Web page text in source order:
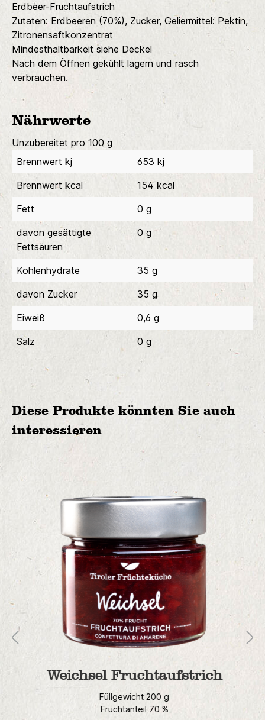
Erdbeer-Fruchtaufstrich
Zutaten: Erdbeeren (70%), Zucker, Geliermittel: Pektin,
Zitronensaftkonzentrat
Mindesthaltbarkeit siehe Deckel
Nach dem Öffnen gekühlt lagern und rasch
verbrauchen.
Nährwerte
Unzubereitet pro 100 g
Brennwert kj
653 kj
Brennwert kcal
154 kcal
Fett
0 g
davon gesättigte
Fettsäuren
0 g
Kohlenhydrate
35 g
davon Zucker
35 g
Eiweiß
0,6 g
Salz
0 g
Diese Produkte könnten Sie auch
interessieren
Weichsel Fruchtaufstrich
Füllgewicht 200 g
Fruchtanteil 70 %